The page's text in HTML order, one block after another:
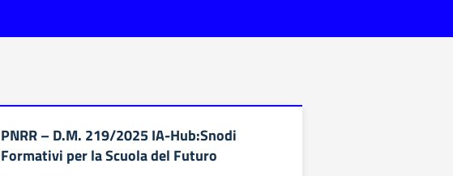
PNRR – D.M. 219/2025 IA-Hub:Snodi
Formativi per la Scuola del Futuro